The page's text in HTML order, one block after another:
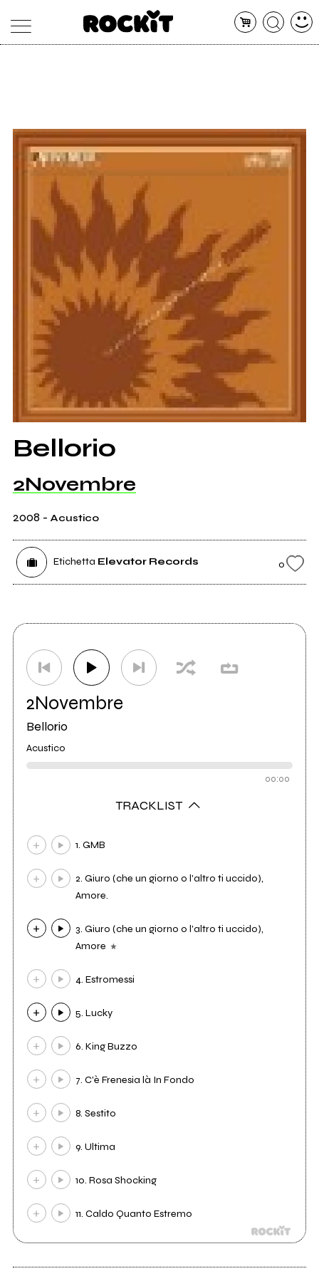
ARTISTI
CONCERTI
SHOP
RADIO
Bellorio
2Novembre
2008 - Acustico
Etichetta Elevator Records 0
2Novembre
Bellorio
Acustico
00:00
TRACKLIST
1. GMB
2. Giuro (che un giorno o l'altro ti uccido),
Amore.
3. Giuro (che un giorno o l'altro ti uccido),
Amore
4. Estromessi
5. Lucky
6. King Buzzo
7. C'è Frenesia là In Fondo
8. Sestito
9. Ultima
10. Rosa Shocking
11. Caldo Quanto Estremo